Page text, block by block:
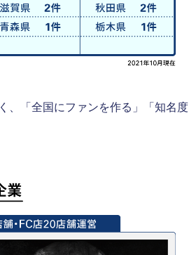
、「全国にファンを作る」「知名度